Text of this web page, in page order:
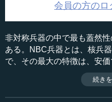
会員の方のロ
非対称兵器の中で最も蓋然
ある。NBC兵器とは、核兵
で、その最大の特徴は、安
と。特に生物兵器は、資金
者の核兵器」と呼ばれるこ
威として具体的にどういう
収録日：2024年9月20日
続き